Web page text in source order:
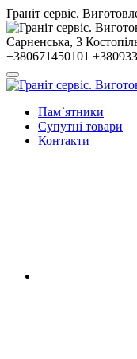
Гранiт сервiс.
Сарненська, 3
+380671450101
Пам`ятники
Супутні товари
Контакти